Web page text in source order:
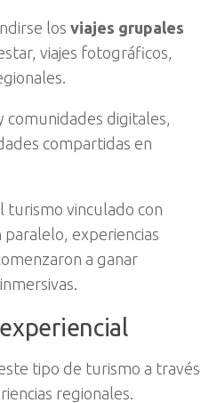
los viajes grupales
viajes fotográficos,
comunidades digitales,
compartidas en
vinculado con
experiencias
a ganar
tipo de turismo a través
regionales.